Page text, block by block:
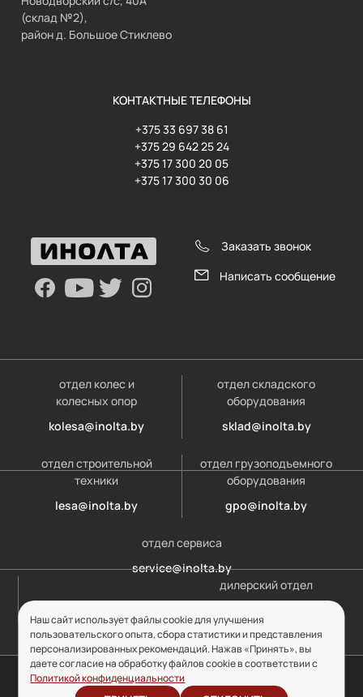
(склад №2),
район д. Большое Стиклево
КОНТАКТНЫЕ ТЕЛЕФОНЫ
+375 33 697 38 61
+375 29 642 25 24
+375 17 300 20 05
+375 17 300 30 06
Заказать звонок
Написать сообщение
отдел колес и
колесных опор
kolesa@inolta.by
отдел складского
оборудования
sklad@inolta.by
отдел строительной
техники
lesa@inolta.by
отдел грузоподъемного
оборудования
gpo@inolta.by
отдел сервиса
service@inolta.by
дилерский отдел
© ООО «Инолта» 2010-2026 г. УНП 691302759
Наш сайт использует файлы cookie для улучшения
пользовательского опыта, сбора статистики и представления
персонализированных рекомендаций. Нажав «Принять», вы
даете согласие на обработку файлов cookie в соответствии с
Политикой конфиденциальности